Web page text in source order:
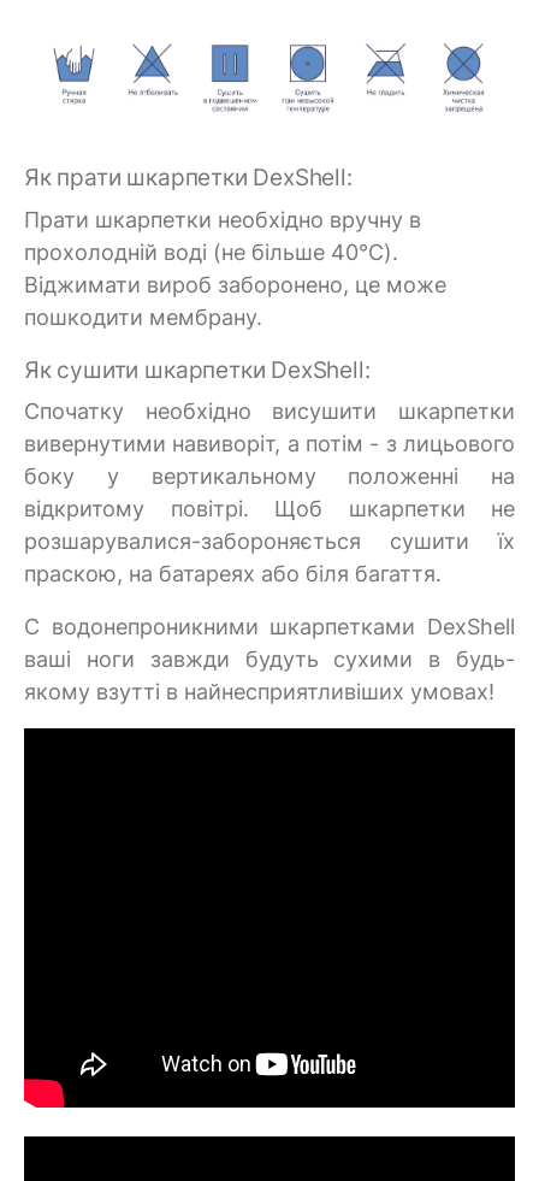
Як прати шкарпетки DexShell:
Прати шкарпетки необхідно вручну в
прохолодній воді (не більше 40°C).
Віджимати вироб заборонено, це може
пошкодити мембрану.
Як сушити шкарпетки DexShell:
Спочатку необхідно висушити шкарпетки
вивернутими навиворіт, а потім - з лицьового
боку у вертикальному положенні на
відкритому повітрі. Щоб шкарпетки не
розшарувалися-забороняється сушити їх
праскою, на батареях або біля багаття.
C водонепроникними шкарпетками DexShell
ваші ноги завжди будуть сухими в будь-
якому взутті в найнесприятливіших умовах!